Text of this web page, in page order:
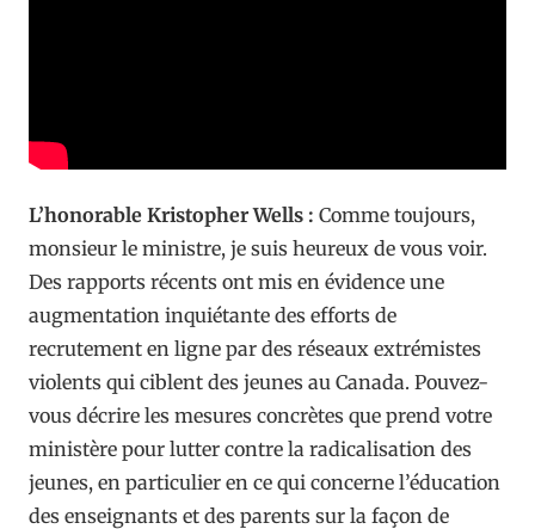
L’honorable Kristopher Wells : Comme toujours,
monsieur le ministre, je suis heureux de vous voir.
Des rapports récents ont mis en évidence une
augmentation inquiétante des efforts de
recrutement en ligne par des réseaux extrémistes
violents qui ciblent des jeunes au Canada. Pouvez-
vous décrire les mesures concrètes que prend votre
ministère pour lutter contre la radicalisation des
jeunes, en particulier en ce qui concerne l’éducation
des enseignants et des parents sur la façon de